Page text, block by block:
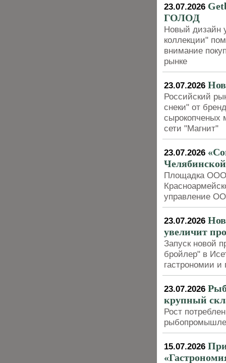
23.07.2026
ГОЛОД
Новый дизайн
коллекции"
внимание
рынке
23.07.2026
Российский
снеки" от
сырокопченых
сети "Магнит"
23.07.2026
Площадка ООО
управление
23.07.2026
увеличит
Запуск новой
бройлер" в
гастрономии и
23.07.2026
крупный
Рост
15.07.2026